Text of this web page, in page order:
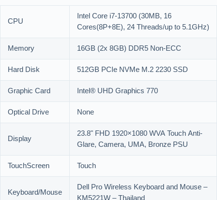
CPU
Intel Core i7-13700 (30MB, 16
Cores(8P+8E), 24 Threads/up to 5.1GHz)
Memory
16GB (2x 8GB) DDR5 Non-ECC
Hard Disk
512GB PCIe NVMe M.2 2230 SSD
Graphic Card
Intel® UHD Graphics 770
Optical Drive
None
Display
23.8" FHD 1920×1080 WVA Touch Anti-
Glare, Camera, UMA, Bronze PSU
TouchScreen
Touch
Keyboard/Mouse
Dell Pro Wireless Keyboard and Mouse –